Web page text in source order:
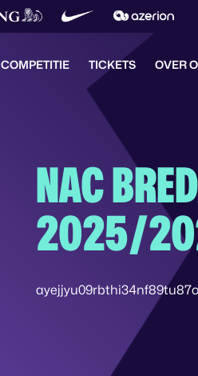
COMPETITIE TICKETS OVER
NAC
2025/
ayejjyu09rbthi34nf89tu87o